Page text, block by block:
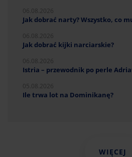
Jak dobrać narty? Wszystko, co
Jak dobrać kijki narciarskie?
Istria – przewodnik po perle
Ile trwa lot na Dominikanę?
WIĘCEJ